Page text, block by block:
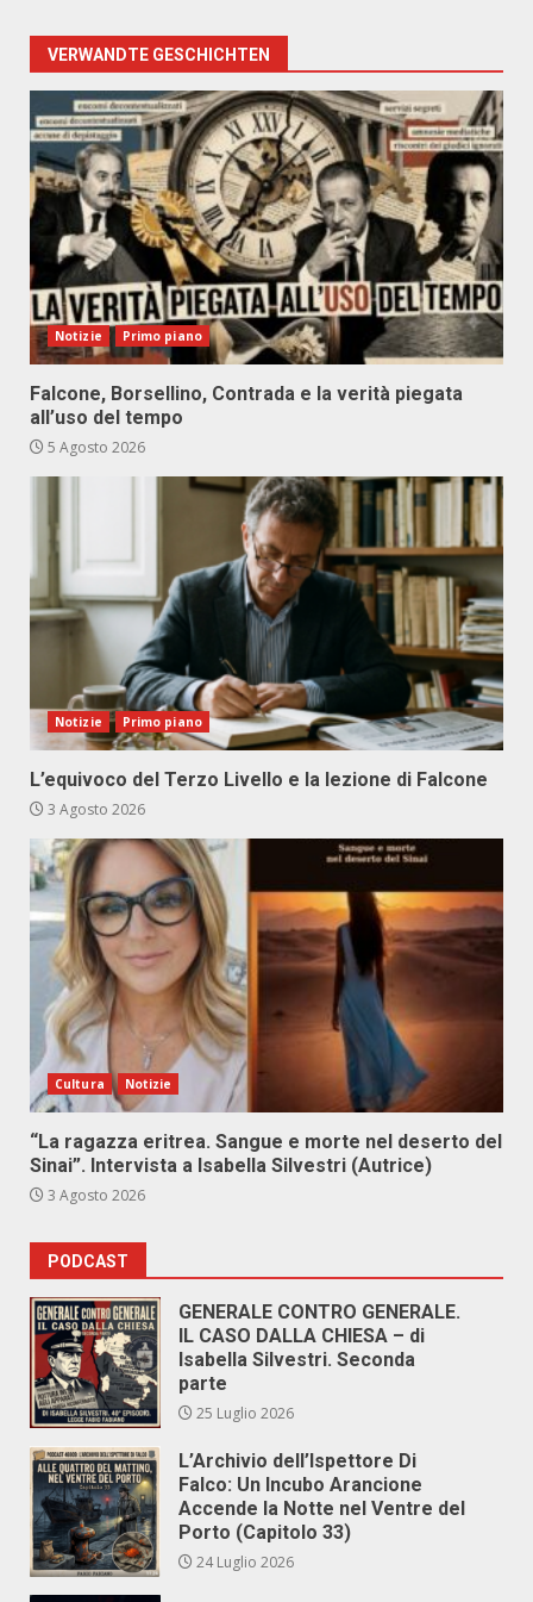
VERWANDTE GESCHICHTEN
Notizie Primo piano
Falcone, Borsellino, Contrada e la verità piegata
all’uso del tempo
5 Agosto 2026
Notizie Primo piano
L’equivoco del Terzo Livello e la lezione di Falcone
3 Agosto 2026
Cultura Notizie
“La ragazza eritrea. Sangue e morte nel deserto del
Sinai”. Intervista a Isabella Silvestri (Autrice)
3 Agosto 2026
PODCAST
GENERALE CONTRO GENERALE.
IL CASO DALLA CHIESA – di
Isabella Silvestri. Seconda
parte
25 Luglio 2026
L’Archivio dell’Ispettore Di
Falco: Un Incubo Arancione
Accende la Notte nel Ventre del
Porto (Capitolo 33)
24 Luglio 2026